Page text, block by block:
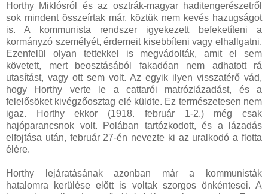
Horthy Miklósról és az osztrák-magyar haditengerészetről
sok mindent összeírtak már, köztük nem kevés hazugságot
is. A kommunista rendszer igyekezett befeketíteni a
kormányzó személyét, érdemeit kisebbíteni vagy elhallgatni.
Ezenfelül olyan tettekkel is megvádolták, amit el sem
követett, mert beosztásából fakadóan nem adhatott rá
utasítást, vagy ott sem volt. Az egyik ilyen visszatérő vád,
hogy Horthy verte le a cattarói matrózlázadást, és a
felelősöket kivégzőosztag elé küldte. Ez természetesen nem
igaz. Horthy ekkor (1918. február 1-2.) még csak
hajóparancsnok volt. Polában tartózkodott, és a lázadás
elfojtása után, február 27-én nevezte ki az uralkodó a flotta
élére.
Horthy lejáratásának azonban már a kommunisták
hatalomra kerülése előtt is voltak szorgos önkéntesei. A